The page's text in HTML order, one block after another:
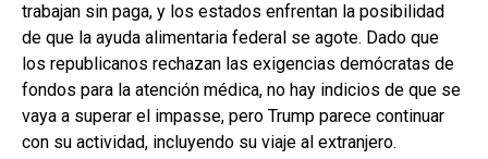
trabajan sin paga, y los estados enfrentan la posibilidad
de que la ayuda alimentaria federal se agote. Dado que
los republicanos rechazan las exigencias demócratas de
fondos para la atención médica, no hay indicios de que se
vaya a superar el impasse, pero Trump parece continuar
con su actividad, incluyendo su viaje al extranjero.